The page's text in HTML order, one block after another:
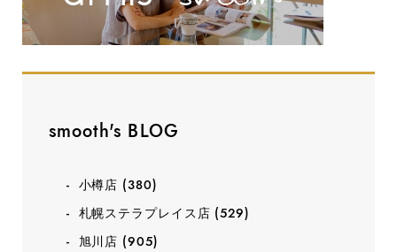
smooth's BLOG
小樽店 (380)
札幌ステラプレイス店 (529)
旭川店 (905)